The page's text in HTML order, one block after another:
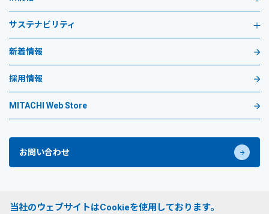
サステナビリティ
新着情報
採用情報
MITACHI Web Store
お問い合わせ
当社のウェブサイトはCookieを使用しております。